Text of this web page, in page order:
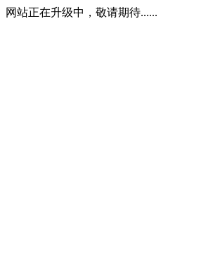
网站正在升级中，敬请期待......